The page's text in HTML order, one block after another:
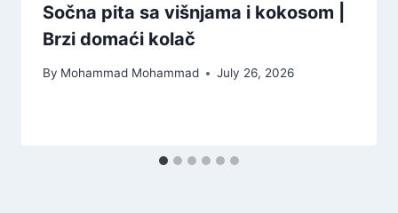
Sočna pita sa višnjama i kokosom |
Brzi domaći kolač
By Mohammad Mohammad July 26, 2026